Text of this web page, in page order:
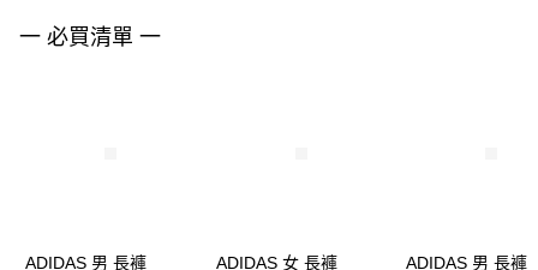
一 必買清單 一
ADIDAS 男 長褲
ADIDAS 女 長褲
ADIDAS 男 長褲